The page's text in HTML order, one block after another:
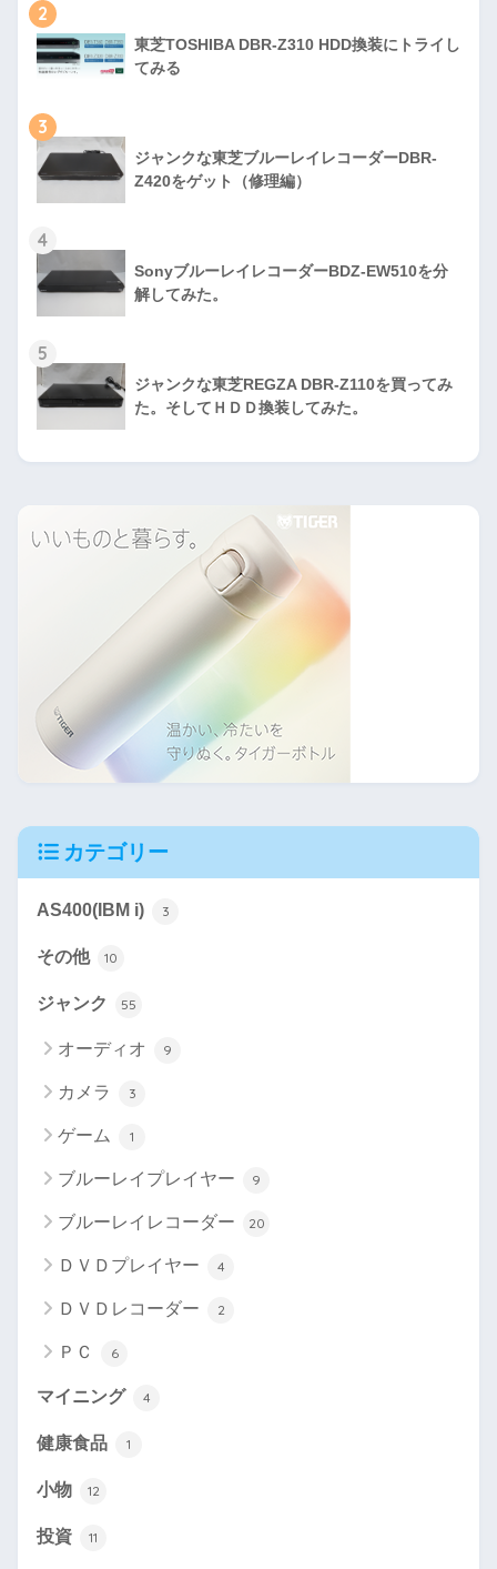
2
東芝TOSHIBA DBR-Z310 HDD換装にトライし
てみる
3
ジャンクな東芝ブルーレイレコーダーDBR-
Z420をゲット（修理編）
4
SonyブルーレイレコーダーBDZ-EW510を分
解してみた。
5
ジャンクな東芝REGZA DBR-Z110を買ってみ
た。そしてＨＤＤ換装してみた。
カテゴリー
AS400(IBM i) 3
その他 10
ジャンク 55
オーディオ 9
カメラ 3
ゲーム 1
ブルーレイプレイヤー 9
ブルーレイレコーダー 20
ＤＶＤプレイヤー 4
ＤＶＤレコーダー 2
ＰＣ 6
マイニング 4
健康食品 1
小物 12
投資 11